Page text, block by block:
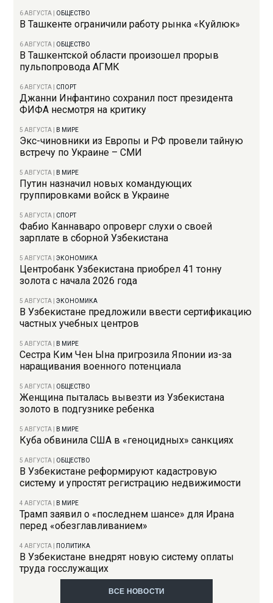
6 АВГУСТА ОБЩЕСТВО
В Ташкенте ограничили работу рынка «Куйлюк»
6 АВГУСТА ОБЩЕСТВО
В Ташкентской области произошел прорыв
пульпопровода АГМК
6 АВГУСТА СПОРТ
Джанни Инфантино сохранил пост президента
ФИФА несмотря на критику
5 АВГУСТА В МИРЕ
Экс-чиновники из Европы и РФ провели тайную
встречу по Украине – СМИ
5 АВГУСТА В МИРЕ
Путин назначил новых командующих
группировками войск в Украине
5 АВГУСТА СПОРТ
Фабио Каннаваро опроверг слухи о своей
зарплате в сборной Узбекистана
5 АВГУСТА |ЭКОНОМИКА
Центробанк Узбекистана приобрел 41 тонну
золота с начала 2026 года
5 АВГУСТА |ЭКОНОМИКА
В Узбекистане предложили ввести сертификацию
частных учебных центров
5 АВГУСТА В МИРЕ
Сестра Ким Чен Ына пригрозила Японии из-за
наращивания военного потенциала
5 АВГУСТА ОБЩЕСТВО
Женщина пыталась вывезти из Узбекистана
золото в подгузнике ребенка
5 АВГУСТА В МИРЕ
Куба обвинила США в «геноцидных» санкциях
5 АВГУСТА ОБЩЕСТВО
В Узбекистане реформируют кадастровую
систему и упростят регистрацию недвижимости
4 АВГУСТА В МИРЕ
Трамп заявил о «последнем шансе» для Ирана
перед «обезглавливанием»
4 АВГУСТА ПОЛИТИКА
В Узбекистане внедрят новую систему оплаты
труда госслужащих
ВСЕ НОВОСТИ